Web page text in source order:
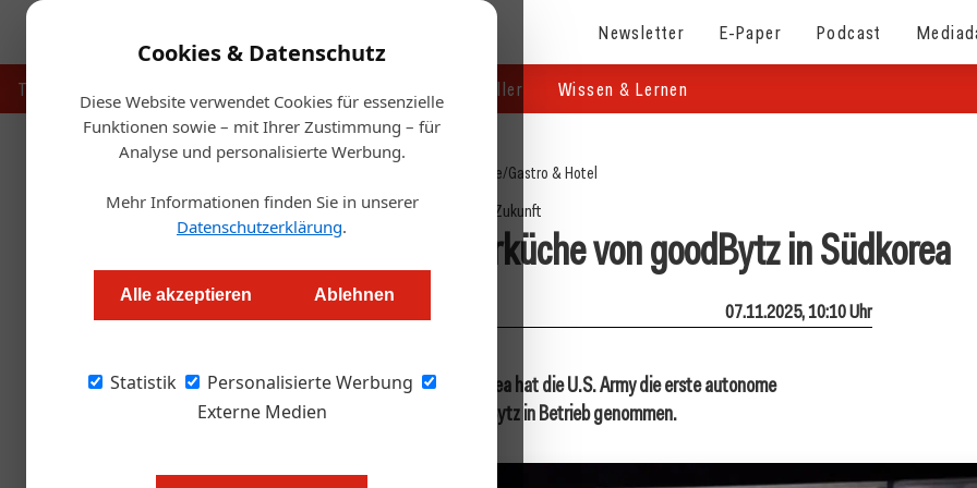
Cookies & Datenschutz
Diese Website verwendet Cookies für essenzielle
Funktionen sowie – mit Ihrer Zustimmung – für
Analyse und personalisierte Werbung.
Mehr Informationen finden Sie in unserer
Datenschutzerklärung.
Alle akzeptieren Ablehnen
Statistik
Personalisierte Werbung
Externe Medien
Newsletter E-Paper Podcast
Touristik Handel & Hersteller Wissen & Lernen
Startseite/Gastro & Hotel
Zukunft
U.S. Army: Autonome Roboterküche von goodBytz in Südkorea
Redaktion.OEGZ 07.11.2025, 10:10 Uhr
Auf der US-Militärbasis Camp Walker in Südkorea hat die U.S. Army die erste autonome
Roboterküche des Hamburger Start-ups goodBytz in Betrieb genommen.